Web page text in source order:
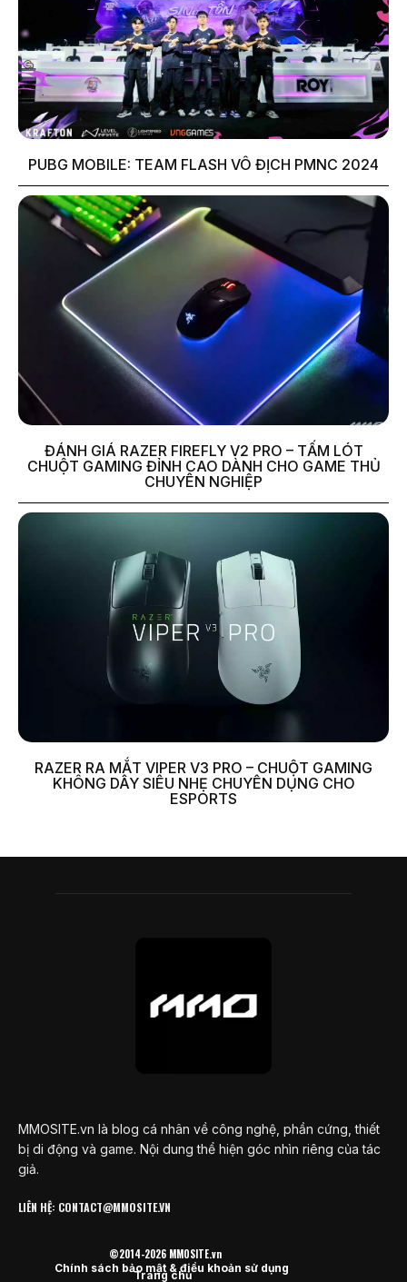
PUBG MOBILE: TEAM FLASH VÔ ĐỊCH PMNC 2024
ĐÁNH GIÁ RAZER FIREFLY V2 PRO – TẤM LÓT
CHUỘT GAMING ĐỈNH CAO DÀNH CHO GAME THỦ
CHUYÊN NGHIỆP
RAZER RA MẮT VIPER V3 PRO – CHUỘT GAMING
KHÔNG DÂY SIÊU NHẸ CHUYÊN DỤNG CHO
ESPORTS
MMOSITE.vn là blog cá nhân về công nghệ, phần cứng, thiết
bị di động và game. Nội dung thể hiện góc nhìn riêng của tác
giả.
LIÊN HỆ: CONTACT@MMOSITE.VN
Trang chủ
Chính sách bảo mật & điều khoản sử dụng
©2014-2026 MMOSITE.vn